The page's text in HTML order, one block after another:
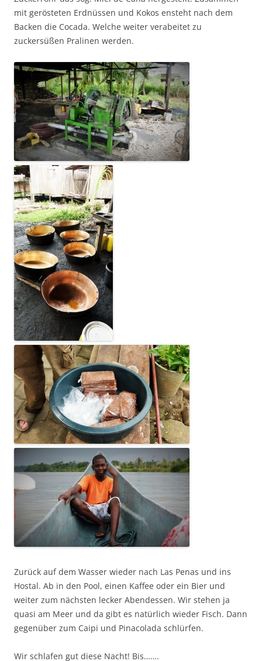
mit gerösteten Erdnüssen und Kokos ensteht nach dem
Backen die Cocada. Welche weiter verabeitet zu
zuckersüßen Pralinen werden.
Zurück auf dem Wasser wieder nach Las Penas und ins
Hostal. Ab in den Pool, einen Kaffee oder ein Bier und
weiter zum nächsten lecker Abendessen. Wir stehen ja
quasi am Meer und da gibt es natürlich wieder Fisch. Dann
gegenüber zum Caipi und Pinacolada schlürfen.
Wir schlafen gut diese Nacht! Bis…….